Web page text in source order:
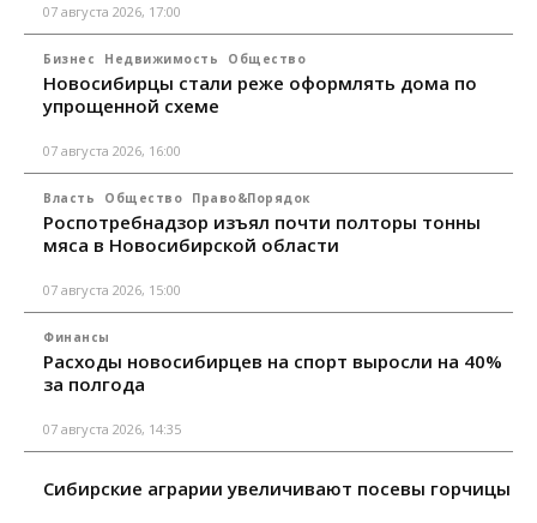
07 августа 2026, 17:00
Бизнес Недвижимость Общество
Новосибирцы стали реже оформлять дома по
упрощенной схеме
07 августа 2026, 16:00
Власть Общество Право&Порядок
Роспотребнадзор изъял почти полторы тонны
мяса в Новосибирской области
07 августа 2026, 15:00
Финансы
Расходы новосибирцев на спорт выросли на 40%
за полгода
07 августа 2026, 14:35
Сибирские аграрии увеличивают посевы горчицы